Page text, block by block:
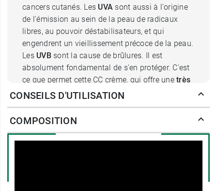
cancers cutanés. Les UVA sont aussi à l'origine
de l'émission au sein de la peau de radicaux
libres, au pouvoir déstabilisateurs, et qui
engendrent un vieillissement précoce de la peau.
Les UVB sont la cause de brûlures. Il est
absolument fondamental de s'en protéger. C'est
ce que permet cette CC crème, qui offre une très
haute protection .
La CC crème Uriage Roseliane SPF
50+ : un soin anti-rougeurs
CONSEILS D'UTILISATION
COMPOSITION